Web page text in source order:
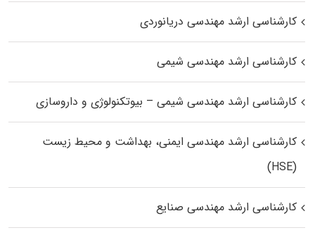
کارشناسی ارشد مهندسی دریانوردی
کارشناسی ارشد مهندسی شیمی
کارشناسی ارشد مهندسی شیمی – بیوتکنولوژی و داروسازی
کارشناسی ارشد مهندسی ایمنی، بهداشت و محیط زیست
(HSE)
کارشناسی ارشد مهندسی صنایع